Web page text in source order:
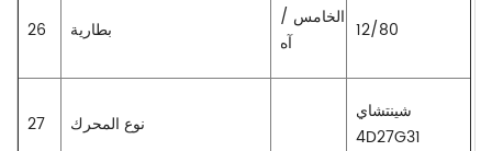
26 بطارية
الخامس /
آه
12/80
27 نوع المحرك
شينتشاي
4D27G31